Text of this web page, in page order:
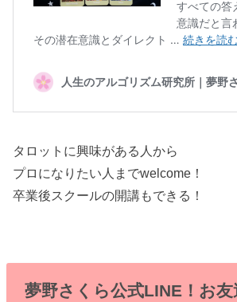
タロットに興味がある人から
プロになりたい人までwelcome！
卒業後スクールの開講もできる！
夢野さくら公式LINE！お